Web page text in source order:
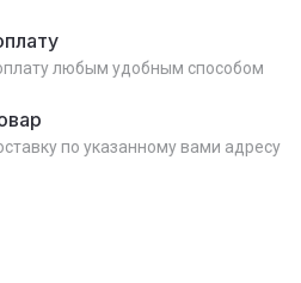
любым удобным способом
по указанному вами адресу